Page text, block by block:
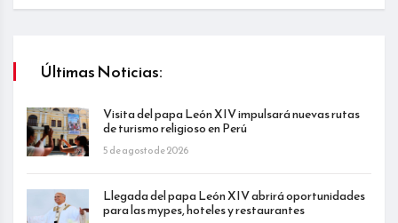
Últimas Noticias:
Visita del papa León XIV impulsará nuevas rutas
de turismo religioso en Perú
5 de agosto de 2026
Llegada del papa León XIV abrirá oportunidades
para las mypes, hoteles y restaurantes